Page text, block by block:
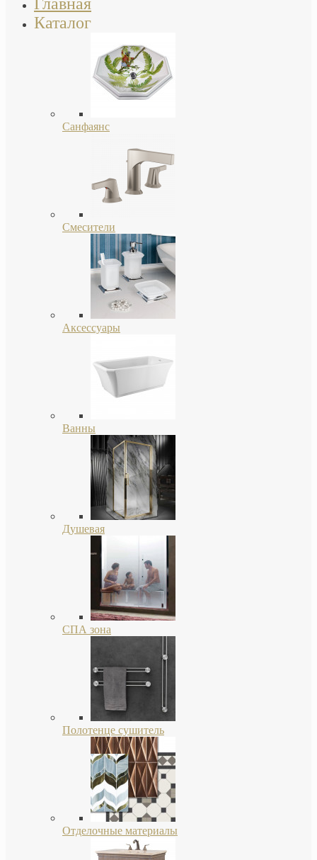
Главная
Каталог
Санфаянс
Смесители
Аксессуары
Ванны
Душевая
СПА зона
Полотенце сушитель
Отделочные материалы